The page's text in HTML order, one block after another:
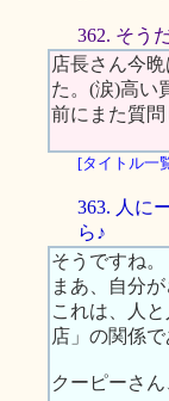
362. そう
店長さん今
た。(涙)高い
前にまた質
[タイトル一
363. 人に
ら♪
そうですね。
まあ、自分
これは、人
店」の関係で
クーピーさ